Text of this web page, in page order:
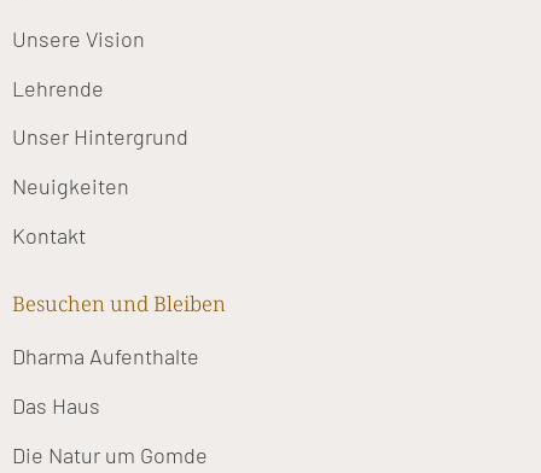
Unsere Vision
Lehrende
Unser Hintergrund
Neuigkeiten
Kontakt
Besuchen und Bleiben
Dharma Aufenthalte
Das Haus
Die Natur um Gomde